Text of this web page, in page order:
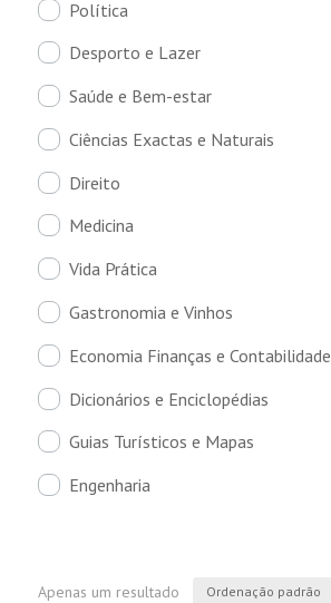
Política
Desporto e Lazer
Saúde e Bem-estar
Ciências Exactas e Naturais
Direito
Medicina
Vida Prática
Gastronomia e Vinhos
Economia Finanças e Contabilidade
Dicionários e Enciclopédias
Guias Turísticos e Mapas
Engenharia
Apenas um resultado